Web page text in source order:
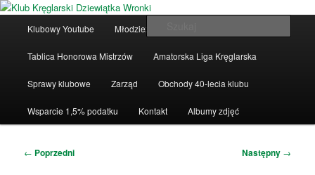
Przeskocz
Klub Kręglarski Dziewiątka Wronki
Klub Kręglarski Dziewiątka Wronki
Klubowy Youtube Młodzież
Tablica Honorowa Mistrzów Amatorska Liga Kręglarska
Sprawy klubowe Zarząd Obchody 40-lecia klubu
Wsparcie 1,5% podatku Kontakt Albumy zdjęć
Nawigacja
← Poprzedni Następny →